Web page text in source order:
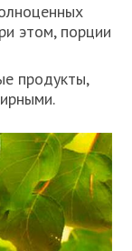
этом, порции
продукты,